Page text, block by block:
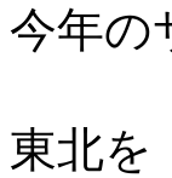
今年の
東北を